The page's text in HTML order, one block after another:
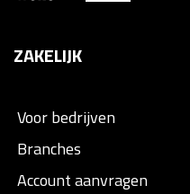
ZAKELIJK
Voor bedrijven
Branches
Account aanvragen